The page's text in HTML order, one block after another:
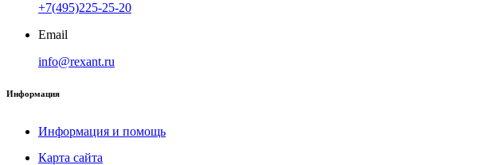
+7(495)225-25-20
Email
info@rexant.ru
Информация
Информация и помощь
Карта сайта